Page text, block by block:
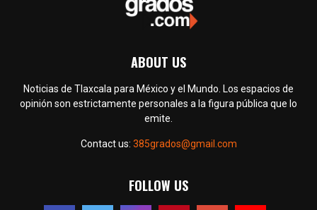
ABOUT US
Noticias de Tlaxcala para México y el Mundo. Los espacios de
opinión son estrictamente personales a la figura pública que lo
emite.
Contact us: 385grados@gmail.com
FOLLOW US